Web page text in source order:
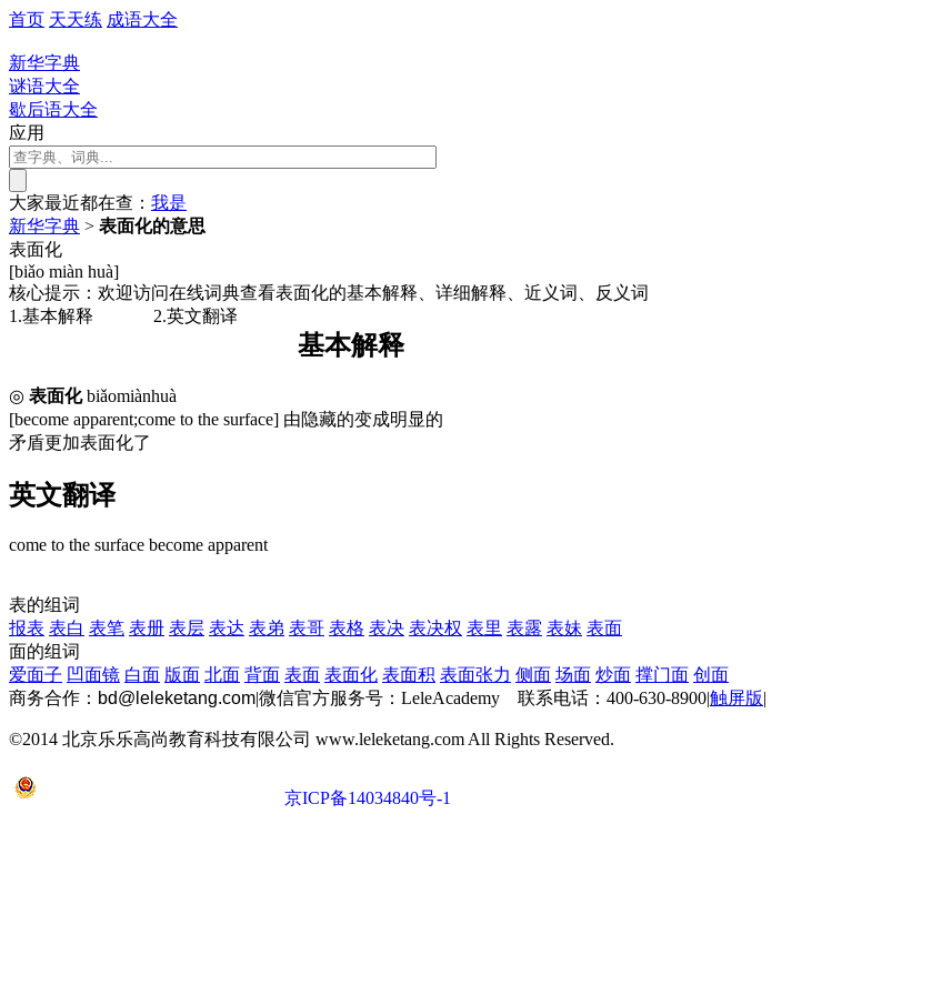
首页 天天练 成语大全
新华字典
谜语大全
歇后语大全
应用
大家最近都在查： 我是
新华字典 > 表面化的意思
表面化
[biǎo miàn huà]
核心提示：欢迎访问在线词典查看表面化的基本解释、详细解释、近义词、反义词
1.基本解释
2.英文翻译
基本解释
◎ 表面化biǎomiànhuà
[become apparent;come to the surface] 由隐藏的变成明显的
矛盾更加表面化了
英文翻译
come to the surface become apparent
表的组词
报表 表白 表笔 表册 表层 表达 表弟 表哥 表格 表决 表决权 表里 表露 表妹 表面
面的组词
爱面子 凹面镜 白面 版面 北面 背面 表面 表面化 表面积 表面张力 侧面 场面 炒面 撑门面 创面
商务合作： bd@leleketang.com|微信官方服务号：LeleAcademy 联系电话：400-630-8900|触屏版|
©2014 北京乐乐高尚教育科技有限公司 www.leleketang.com All Rights Reserved.
京ICP备14034840号-1